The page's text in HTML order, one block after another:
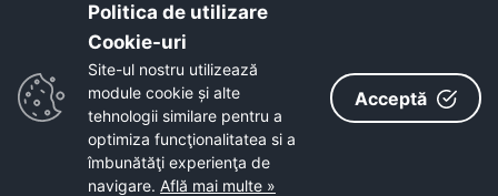
Administrația publică locală informatizată, calitativă și accesibilă
Copyright © 2026 - Primăria Municipiului Petroșani
Politica de utilizare
Cookie-uri‎
Site-ul nostru utilizează
module cookie și alte
tehnologii similare pentru a
optimiza funcţionalitatea si a
îmbunătăţi experienţa de
navigare. Află mai multe »
Acceptă